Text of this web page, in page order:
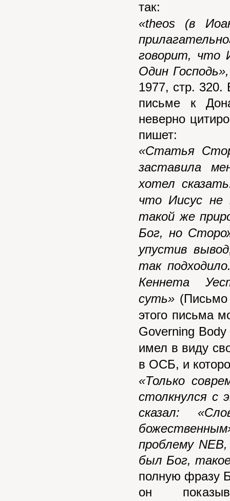
так:
«theos (в
говорит, что
Один
1977, стр. 320.
письме к
неверно
пишет:
«Статья
заставила
хотел
что Иисус не
такой же
Бог, но
упустив
так
Кеннета
суть»
этого письма
Governing Body
имел в виду
в ОСБ, и
«Только
столкнулся с
сказал:
проблему
был Бог,
полную фразу
он